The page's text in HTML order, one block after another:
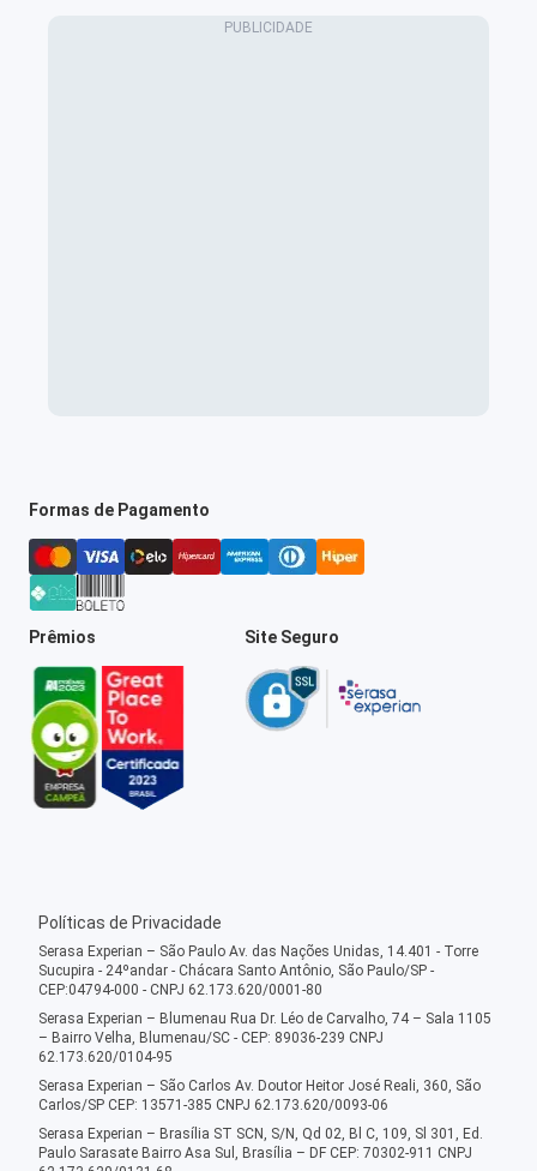
Formas de Pagamento
Prêmios Site Seguro
Políticas de Privacidade
Serasa Experian – São Paulo Av. das Nações Unidas, 14.401 - Torre
Sucupira - 24ºandar - Chácara Santo Antônio, São Paulo/SP -
CEP:04794-000 - CNPJ 62.173.620/0001-80
Serasa Experian – Blumenau Rua Dr. Léo de Carvalho, 74 – Sala 1105
– Bairro Velha, Blumenau/SC - CEP: 89036-239 CNPJ
62.173.620/0104-95
Serasa Experian – São Carlos Av. Doutor Heitor José Reali, 360, São
Carlos/SP CEP: 13571-385 CNPJ 62.173.620/0093-06
Serasa Experian – Brasília ST SCN, S/N, Qd 02, Bl C, 109, Sl 301, Ed.
Paulo Sarasate Bairro Asa Sul, Brasília – DF CEP: 70302-911 CNPJ